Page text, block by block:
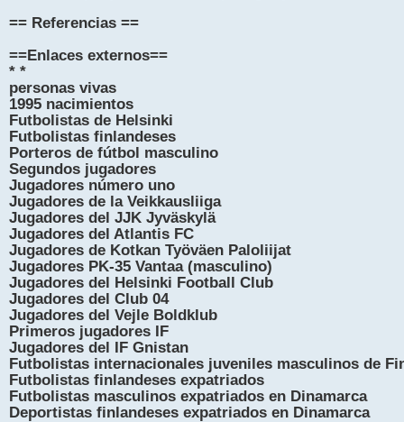
== Referencias ==
==Enlaces externos==
* *
personas vivas
1995 nacimientos
Futbolistas de Helsinki
Futbolistas finlandeses
Porteros de fútbol masculino
Segundos jugadores
Jugadores número uno
Jugadores de la Veikkausliiga
Jugadores del JJK Jyväskylä
Jugadores del Atlantis FC
Jugadores de Kotkan Työväen Paloliijat
Jugadores PK-35 Vantaa (masculino)
Jugadores del Helsinki Football Club
Jugadores del Club 04
Jugadores del Vejle Boldklub
Primeros jugadores IF
Jugadores del IF Gnistan
Futbolistas internacionales juveniles masculinos de
Futbolistas finlandeses expatriados
Futbolistas masculinos expatriados en Dinamarca
Deportistas finlandeses expatriados en Dinamarca